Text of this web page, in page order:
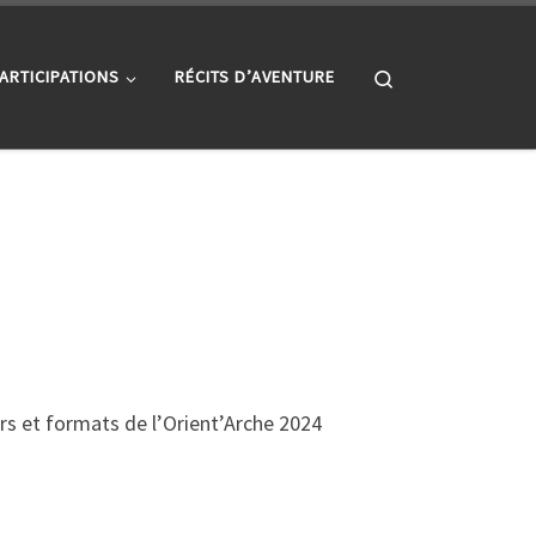
RÉCITS D’AVENTURE
et formats de l’Orient’Arche 2024